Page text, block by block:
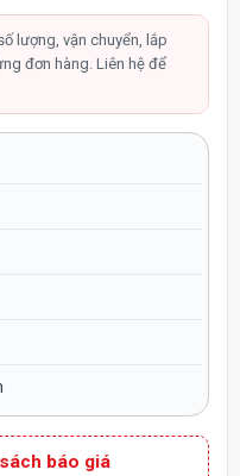
lượng, vận chuyển, lắp
đơn hàng. Liên hệ để
báo giá